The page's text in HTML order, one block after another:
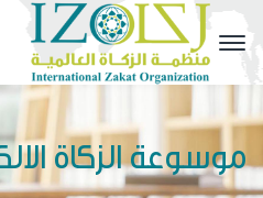
هيئة علمية مهنية متخصصة في
الفقهية
موسوعة الزكاة